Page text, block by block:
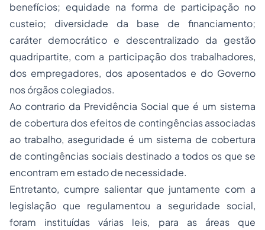
benefícios; equidade na forma de participação no
custeio; diversidade da base de financiamento;
caráter democrático e descentralizado da gestão
quadripartite, com a participação dos trabalhadores,
dos empregadores, dos aposentados e do Governo
nos órgãos colegiados.
Ao contrario da Previdência Social que é um sistema
de cobertura dos efeitos de contingências associadas
ao trabalho, aseguridade é um sistema de cobertura
de contingências sociais destinado a todos os que se
encontram em estado de necessidade.
Entretanto, cumpre salientar que juntamente com a
legislação que regulamentou a seguridade social,
foram instituídas várias leis, para as áreas que